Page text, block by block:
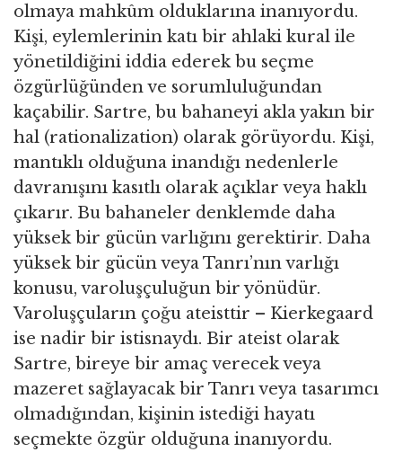
olmaya mahkûm olduklarına inanıyordu.
Kişi, eylemlerinin katı bir ahlaki kural ile
yönetildiğini iddia ederek bu seçme
özgürlüğünden ve sorumluluğundan
kaçabilir. Sartre, bu bahaneyi akla yakın bir
hal (rationalization) olarak görüyordu. Kişi,
mantıklı olduğuna inandığı nedenlerle
davranışını kasıtlı olarak açıklar veya haklı
çıkarır. Bu bahaneler denklemde daha
yüksek bir gücün varlığını gerektirir. Daha
yüksek bir gücün veya Tanrı’nın varlığı
konusu, varoluşçuluğun bir yönüdür.
Varoluşçuların çoğu ateisttir – Kierkegaard
ise nadir bir istisnaydı. Bir ateist olarak
Sartre, bireye bir amaç verecek veya
mazeret sağlayacak bir Tanrı veya tasarımcı
olmadığından, kişinin istediği hayatı
seçmekte özgür olduğuna inanıyordu.